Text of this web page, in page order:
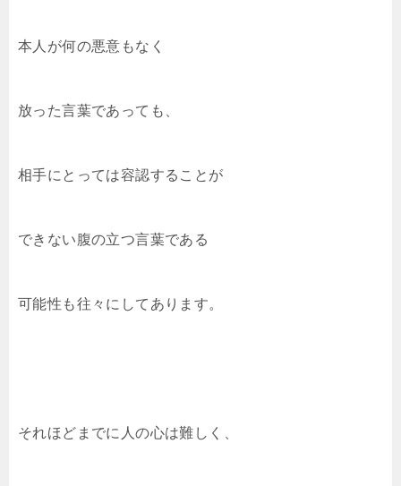
本人が何の悪意もなく
放った言葉であっても、
相手にとっては容認することが
できない腹の立つ言葉である
可能性も往々にしてあります。
それほどまでに人の心は難しく、